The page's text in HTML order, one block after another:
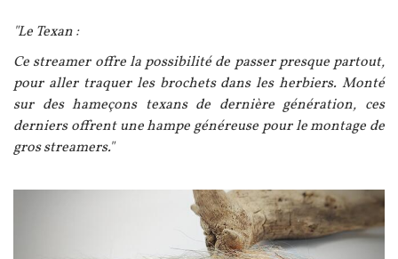
Texte
"Le Texan :
Ce streamer offre la possibilité de passer presque partout,
pour aller traquer les brochets dans les herbiers. Monté
sur des hameçons texans de dernière génération, ces
derniers offrent une hampe généreuse pour le montage de
gros streamers."